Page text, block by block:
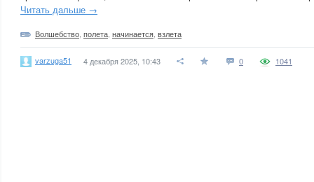
Читать дальше →
Волшебство полета начинается взлета
varzuga51 4 декабря 2025, 10:43 0 1041